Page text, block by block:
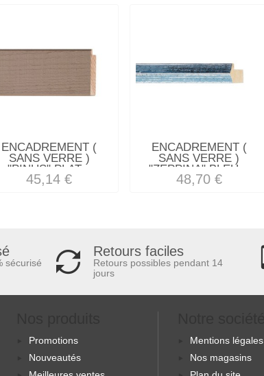
ENCADREMENT (
SANS VERRE )
"PINUS" PLAT...
45,14 €
ENCADREMENT (
SANS VERRE )
"ZEPPINA" BLEU...
48,70 €
sécurisé
Retours faciles
Retours possibles pendant 14
jours
Promotions
Nouveautés
Mentions légales
Nos magasins